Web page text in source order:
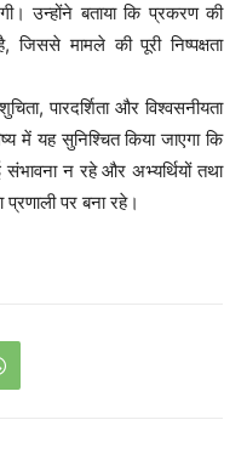
उन्होंने बताया कि प्रकरण की
मामले की पूरी निष्पक्षता
पारदर्शिता और विश्वसनीयता
में यह सुनिश्चित किया जाएगा कि
संभावना न रहे और अभ्यर्थियों तथा
प्रणाली पर बना रहे।